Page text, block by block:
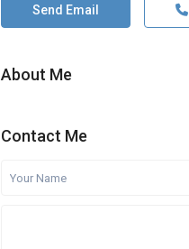
Send Email
About Me
Contact Me